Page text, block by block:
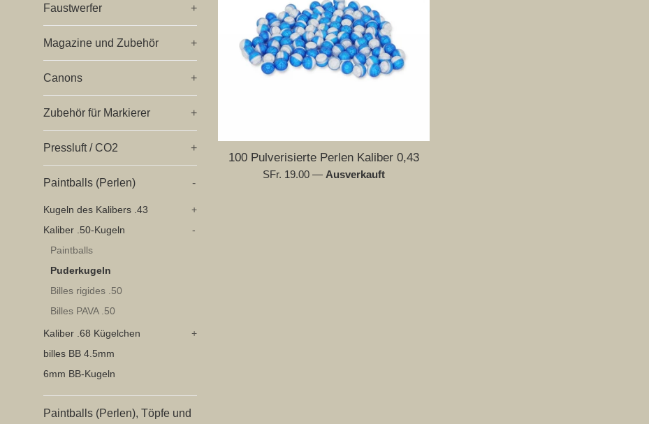
Faustwerfer +
Magazine und Zubehör +
Canons +
Zubehör für Markierer +
Pressluft / CO2 +
Paintballs (Perlen) -
Kugeln des Kalibers .43
+
Kaliber .50-Kugeln
-
Paintballs
Puderkugeln
Billes rigides .50
Billes PAVA .50
Kaliber .68 Kügelchen
+
billes BB 4.5mm
6mm BB-Kugeln
Paintballs (Perlen), Töpfe und
100 Pulverisierte Perlen Kaliber 0,43
Normaler
SFr. 19.00— Ausverkauft